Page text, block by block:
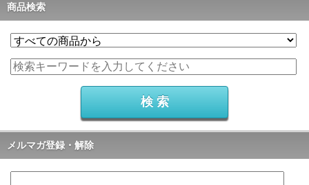
商品検索
メルマガ登録・解除